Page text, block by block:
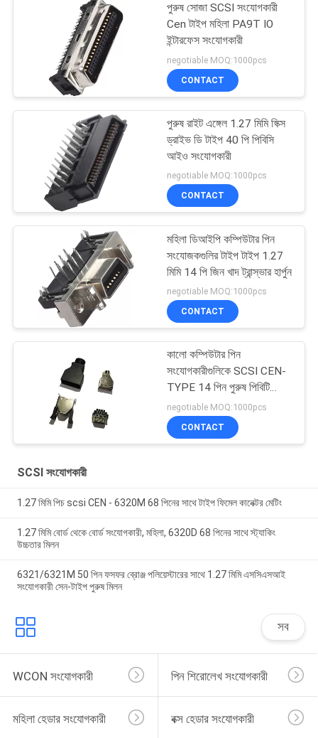
পুরুষ সোজা SCSI সংযোগকারী
Cen টাইপ মহিলা PA9T IO
ইন্টারফেস সংযোগকারী
negotiable MOQ:1000pcs
CONTACT
পুরুষ রাইট এঙ্গেল 1.27 মিমি স্ক্সি
ড্রাইভ ডি টাইপ 40 পি পিবিসি
আইও সংযোগকারী
negotiable MOQ:1000pcs
CONTACT
মহিলা ডিআইপি কম্পিউটার পিন
সংযোজকগুলির টাইপ টাইপ 1.27
মিমি 14 পি জিন খাদ ট্রান্স্ভার হার্পুন
negotiable MOQ:1000pcs
CONTACT
কালো কম্পিউটার পিন
সংযোগকারীগুলিকে SCSI CEN-
TYPE 14 পিন পুরুষ পিবিটি
কালো Sel.5U "Au / Sn
ROHS
negotiable MOQ:1000pcs
CONTACT
SCSI সংযোগকারী
1.27 মিমি পিচ scsi CEN - 6320M 68 পিনের সাথে টাইপ ফিমেল কানেক্টর মেটিং
1.27 মিমি বোর্ড থেকে বোর্ড সংযোগকারী, মহিলা, 6320D 68 পিনের সাথে স্ট্যাকিং
উচ্চতার মিলন
6321/6321M 50 পিন ফসফর ব্রোঞ্জ পলিয়েস্টারের সাথে 1.27 মিমি এসসিএসআই
সংযোগকারী সেন-টাইপ পুরুষ মিলন
সব
WCON সংযোগকারী পিন শিরোলেখ সংযোগকারী
মহিলা হেডার সংযোগকারী বক্স হেডার সংযোগকারী